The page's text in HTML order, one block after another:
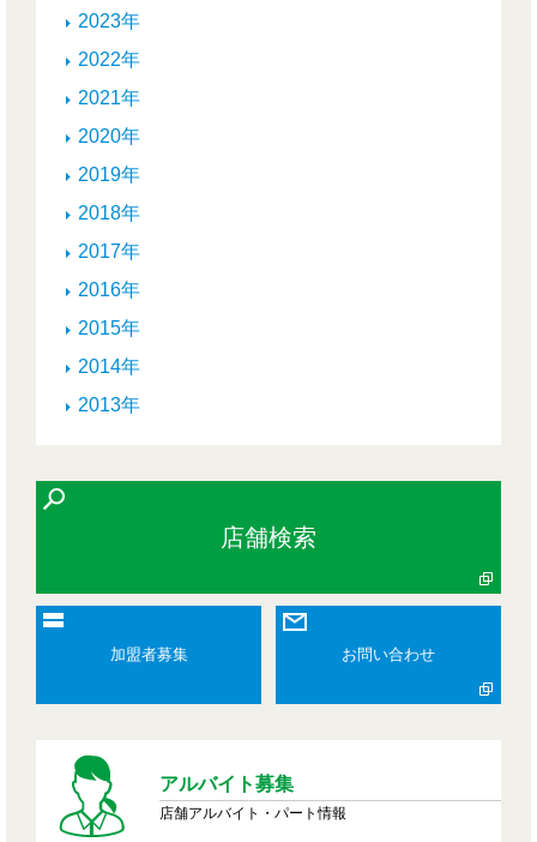
2023年
2022年
2021年
2020年
2019年
2018年
2017年
2016年
2015年
2014年
2013年
店舗検索
加盟者募集 お問い合わせ
アルバイト募集
店舗アルバイト・パート情報